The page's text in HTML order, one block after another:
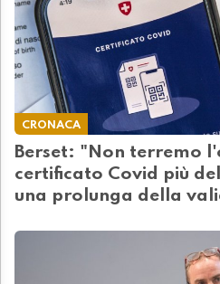
CRONACA
Berset: "Non terremo
certificato Covid più
una prolunga della